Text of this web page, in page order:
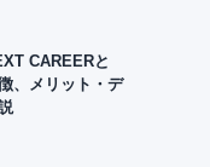
CAREERと
、メリット・デ